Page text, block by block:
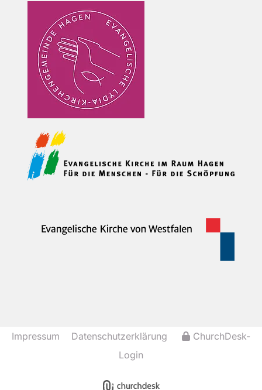
Impressum Datenschutzerklärung
ChurchDesk-
Login